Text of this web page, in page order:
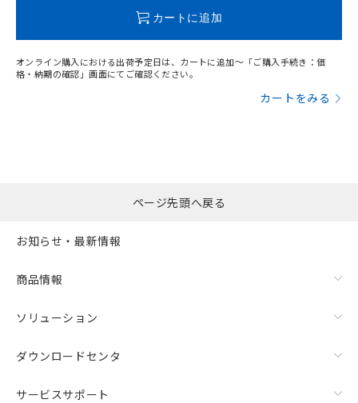
カートに追加
オンライン購入における出荷予定日は、カートに追加～「ご購入手続き：価
格・納期の確認」画面にてご確認ください。
カートをみる
ページ先頭へ戻る
お知らせ・最新情報
商品情報
ソリューション
ダウンロードセンタ
サービスサポート